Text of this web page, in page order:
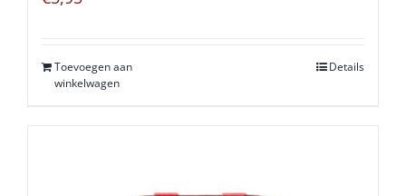
Toevoegen aan
winkelwagen
Details